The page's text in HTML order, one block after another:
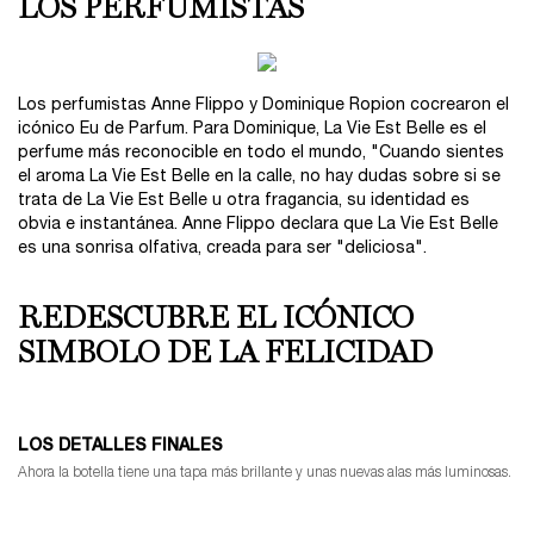
THE PERFUMERS
LOS PERFUMISTAS
Los perfumistas Anne Flippo y Dominique Ropion cocrearon el
icónico Eu de Parfum. Para Dominique, La Vie Est Belle es el
perfume más reconocible en todo el mundo, "Cuando sientes
el aroma La Vie Est Belle en la calle, no hay dudas sobre si se
trata de La Vie Est Belle u otra fragancia, su identidad es
obvia e instantánea. Anne Flippo declara que La Vie Est Belle
es una sonrisa olfativa, creada para ser "deliciosa".
<b>REDESCUBRE EL ICÓNICO SIMBOLO DE LA FELICIDAD</b>
REDESCUBRE EL ICÓNICO
SIMBOLO DE LA FELICIDAD
LOS DETALLES FINALES
Ahora la botella tiene una tapa más brillante y unas nuevas alas más luminosas.